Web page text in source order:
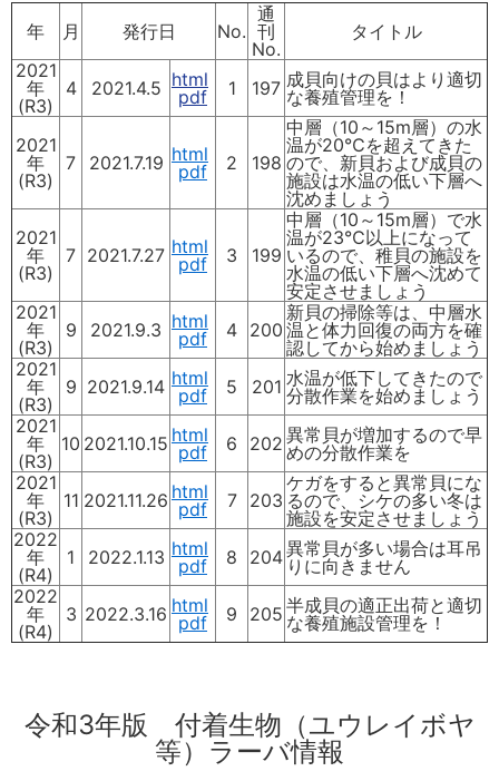
年 月 発行日 No.
通
刊
No.
タイトル
2021
年
(R3)
4 2021.4.5 html
pdf
1 197 成貝向けの貝はより適切
な養殖管理を！
2021
年
(R3)
7 2021.7.19 html
pdf
2 198
中層（10～15m層）の水
温が20℃を超えてきた
ので、新貝および成貝の
施設は水温の低い下層へ
沈めましょう
2021
年
(R3)
7 2021.7.27 html
pdf
3 199
中層（10～15m層）で水
温が23℃以上になって
いるので、稚貝の施設を
水温の低い下層へ沈めて
安定させましょう
2021
年
(R3)
9 2021.9.3 html
pdf
4 200
新貝の掃除等は、中層水
温と体力回復の両方を確
認してから始めましょう
2021
年
(R3)
9 2021.9.14 html
pdf
5 201 水温が低下してきたので
分散作業を始めましょう
2021
年
(R3)
10 2021.10.15 html
pdf
6 202 異常貝が増加するので早
めの分散作業を
2021
年
(R3)
11 2021.11.26 html
pdf
7 203
ケガをすると異常貝にな
るので、シケの多い冬は
施設を安定させましょう
2022
年
(R4)
1 2022.1.13 html
pdf
8 204異常貝が多い場合は耳吊
りに向きません
2022
年
(R4)
3 2022.3.16 html
pdf
9 205 半成貝の適正出荷と適切
な養殖施設管理を！
令和3年版 付着生物（ユウレイボヤ
等）ラーバ情報